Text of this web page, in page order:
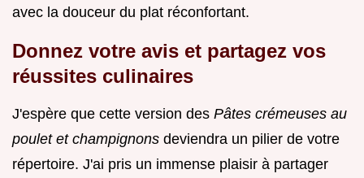
avec la douceur du plat réconfortant.
Donnez votre avis et partagez vos
réussites culinaires
J'espère que cette version des Pâtes crémeuses au
poulet et champignons deviendra un pilier de votre
répertoire. J'ai pris un immense plaisir à partager